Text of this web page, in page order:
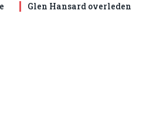
Glen Hansard overleden